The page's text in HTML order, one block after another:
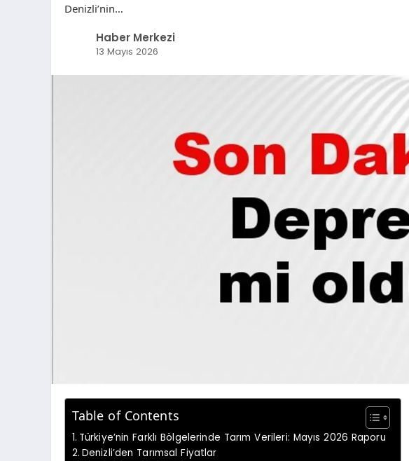
Denizli’nin…
Haber Merkezi
13 Mayıs 2026
Table of Contents
Türkiye’nin Farklı Bölgelerinde Tarım Verileri: Mayıs 2026 Raporu
Denizli’den Tarımsal Fiyatlar